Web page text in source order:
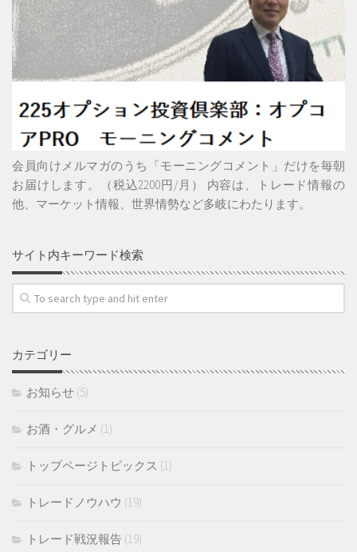
会員向けメルマガのうち「モーニングコメント」だけを毎朝
お届けします。（税込2200円/月） 内容は、トレード情報の
他、マーケット情報、世界情勢など多岐にわたります。
サイト内キーワード検索
カテゴリー
お知らせ (5)
お酒・グルメ (1)
トップページトピックス (1)
トレードノウハウ (19)
トレード戦況報告 (19)